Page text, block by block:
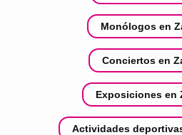
Monólogos en
Conciertos en
Exposiciones en
Actividades